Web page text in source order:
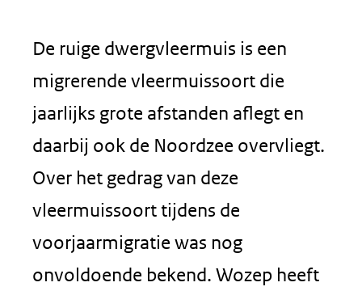
De ruige dwergvleermuis is een
migrerende vleermuissoort die
jaarlijks grote afstanden aflegt en
daarbij ook de Noordzee overvliegt.
Over het gedrag van deze
vleermuissoort tijdens de
voorjaarmigratie was nog
onvoldoende bekend. Wozep heeft